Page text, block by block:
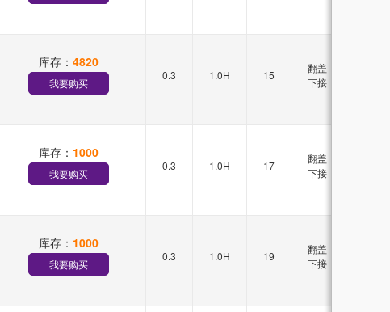
库存： 4820
我要购买
0.3 1.0H 15
翻盖
下接
库存： 1000
我要购买
0.3 1.0H 17
翻盖
下接
库存： 1000
我要购买
0.3 1.0H 19
翻盖
下接